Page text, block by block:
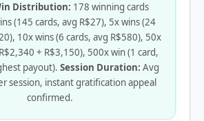
Distribution: 178 winning cards
(145 cards, avg R$27), 5x wins (24
10x wins (6 cards, avg R$580), 50x
+ R$3,150), 500x win (1 card,
payout). Session Duration: Avg
session, instant gratification appeal
confirmed.